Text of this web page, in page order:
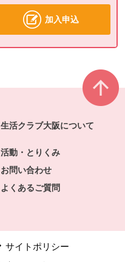
加入申込
生活クラブ大阪について
活動・とりくみ
お問い合わせ
よくあるご質問
サイトポリシー